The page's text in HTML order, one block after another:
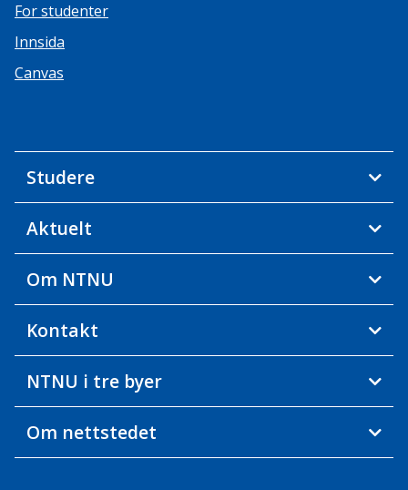
For studenter
Innsida
Canvas
Studere
Aktuelt
Om NTNU
Kontakt
NTNU i tre byer
Om nettstedet